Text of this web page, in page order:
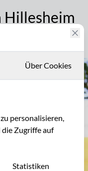
Hillesheim
Über Cookies
personalisieren,
Zugriffe auf
Statistiken